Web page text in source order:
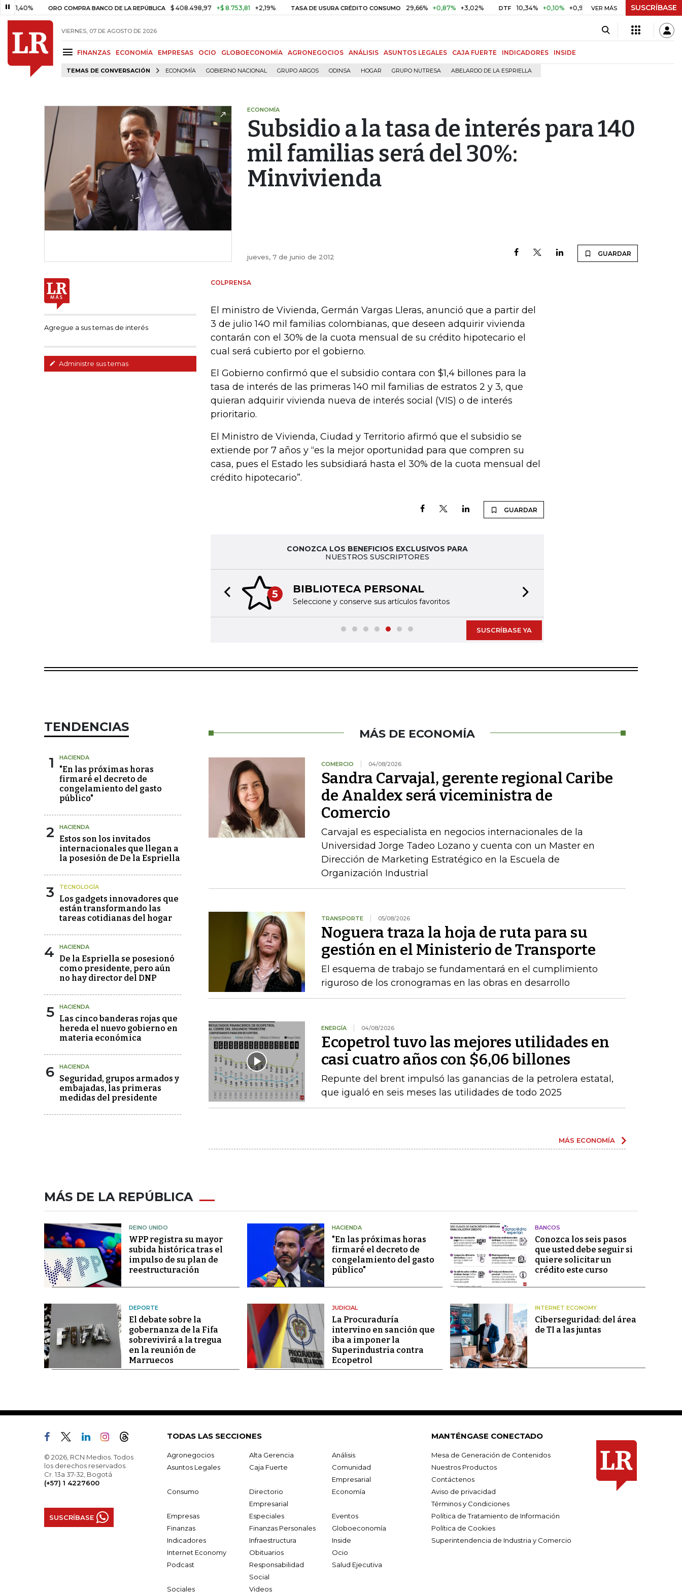
ORO COMPRA BANCO DE LA REPÚBLICA $ 408.498,97 +$ 8.753,81 +2,19% TASA DE USURA CRÉDITO CONSUMO 29,66% +0,87% +3,02% DTF 10,34% +0,10% +0,98% UVR $ 416,91 +$ 0,05 +0,01%
VER MÁS SUSCRÍBASE
VIERNES, 07 DE AGOSTO DE 2026
FINANZAS ECONOMÍA EMPRESAS OCIO GLOBOECONOMÍA AGRONEGOCIOS ANÁLISIS ASUNTOS LEGALES CAJA FUERTE INDICADORES INSIDE
TEMAS DE CONVERSACIÓN ECONOMÍA GOBIERNO NACIONAL GRUPO ARGOS ODINSA HOGAR GRUPO NUTRESA ABELARDO DE LA ESPRIELLA
ECONOMÍA
Subsidio a la tasa de interés para 140
mil familias será del 30%:
Minvivienda
jueves, 7 de junio de 2012 GUARDAR
Agregue a sus temas de interés
Administre sus temas
COLPRENSA
El ministro de Vivienda, Germán Vargas Lleras, anunció que a partir del
3 de julio 140 mil familias colombianas, que deseen adquirir vivienda
contarán con el 30% de la cuota mensual de su crédito hipotecario el
cual será cubierto por el gobierno.
El Gobierno confirmó que el subsidio contara con $1,4 billones para la
tasa de interés de las primeras 140 mil familias de estratos 2 y 3, que
quieran adquirir vivienda nueva de interés social (VIS) o de interés
prioritario.
El Ministro de Vivienda, Ciudad y Territorio afirmó que el subsidio se
extiende por 7 años y “es la mejor oportunidad para que compren su
casa, pues el Estado les subsidiará hasta el 30% de la cuota mensual del
crédito hipotecario”.
GUARDAR
CONOZCA LOS BENEFICIOS EXCLUSIVOS PARA
NUESTROS SUSCRIPTORES
5 BIBLIOTECA PERSONAL
Seleccione y conserve sus artículos favoritos
Previous slide
SUSCRÍBASE YA
TENDENCIAS
1 HACIENDA
"En las próximas horas
firmaré el decreto de
congelamiento del gasto
público"
2 HACIENDA
Estos son los invitados
internacionales que llegan a
la posesión de De la Espriella
3 TECNOLOGÍA
Los gadgets innovadores que
están transformando las
tareas cotidianas del hogar
4 HACIENDA
De la Espriella se posesionó
como presidente, pero aún
no hay director del DNP
5 HACIENDA
Las cinco banderas rojas que
hereda el nuevo gobierno en
materia económica
6 HACIENDA
Seguridad, grupos armados y
embajadas, las primeras
medidas del presidente
MÁS DE ECONOMÍA
COMERCIO 04/08/2026
Sandra Carvajal, gerente regional Caribe
de Analdex será viceministra de
Comercio
Carvajal es especialista en negocios internacionales de la
Universidad Jorge Tadeo Lozano y cuenta con un Master en
Dirección de Marketing Estratégico en la Escuela de
Organización Industrial
TRANSPORTE 05/08/2026
Noguera traza la hoja de ruta para su
gestión en el Ministerio de Transporte
El esquema de trabajo se fundamentará en el cumplimiento
riguroso de los cronogramas en las obras en desarrollo
ENERGÍA 04/08/2026
Ecopetrol tuvo las mejores utilidades en
casi cuatro años con $6,06 billones
Repunte del brent impulsó las ganancias de la petrolera estatal,
que igualó en seis meses las utilidades de todo 2025
MÁS ECONOMÍA
MÁS DE LA REPÚBLICA
REINO UNIDO
WPP registra su mayor
subida histórica tras el
impulso de su plan de
reestructuración
HACIENDA
"En las próximas horas
firmaré el decreto de
congelamiento del gasto
público"
BANCOS
Conozca los seis pasos
que usted debe seguir si
quiere solicitar un
crédito este curso
DEPORTE
El debate sobre la
gobernanza de la Fifa
sobrevivirá a la tregua
en la reunión de
Marruecos
JUDICIAL
La Procuraduría
intervino en sanción que
iba a imponer la
Superindustria contra
Ecopetrol
INTERNET ECONOMY
Ciberseguridad: del área
de TI a las juntas
© 2026, RCN Medios. Todos
los derechos reservados.
Cr. 13a 37-32, Bogotá
(+57) 1 4227600
SUSCRÍBASE
TODAS LAS SECCIONES
Agronegocios Alta Gerencia
Análisis
Asuntos Legales
Caja Fuerte
Comunidad
Empresarial
Consumo
Directorio
Empresarial
Economía
Empresas Especiales
Eventos
Finanzas
Finanzas Personales
Globoeconomía
Indicadores
Infraestructura
Inside
Internet Economy
Obituarios
Ocio
Podcast
Responsabilidad
Social
Salud Ejecutiva
Sociales Videos
MANTÉNGASE CONECTADO
Mesa de Generación de Contenidos
Nuestros Productos
Contáctenos
Aviso de privacidad
Términos y Condiciones
Política de Tratamiento de Información
Política de Cookies
Superintendencia de Industria y Comercio